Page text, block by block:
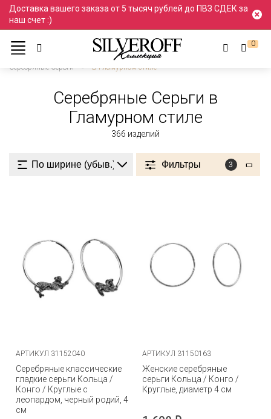
Доставка вашего заказа от 5 тысяч рублей до ПВЗ СДЕК за
наш счет :)
0
Ювелирные украшения
Серьги и пусеты
Серебряные Серьги
В Гламурном стиле
Серебряные Серьги в
Гламурном стиле
366 изделий
Фильтры 3
АРТИКУЛ 31152040
Серебряные классические
гладкие серьги Кольца /
Конго / Круглые с
леопардом, черный родий, 4
см
АРТИКУЛ 31150163
Женские серебряные
серьги Кольца / Конго /
Круглые, диаметр 4 см